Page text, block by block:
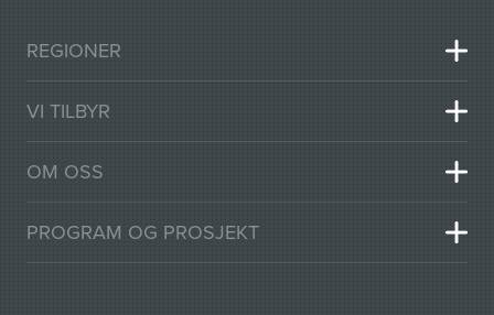
REGIONER
VI TILBYR
OM OSS
PROGRAM OG PROSJEKT